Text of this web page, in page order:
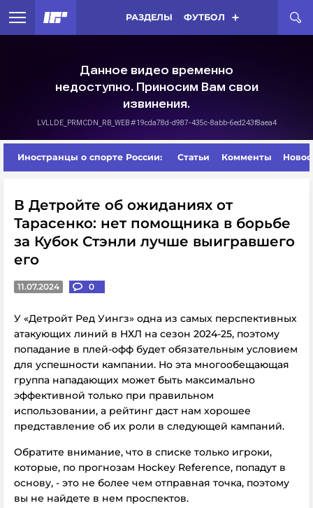
РАЗДЕЛЫ ФУТБОЛ
Иностранцы о спорте России: Статьи Комменты
В Детройте об ожиданиях от
Тарасенко: нет помощника в борьбе
за Кубок Стэнли лучше выигравшего
его
11.07.2024 0
У «Детройт Ред Уингз» одна из самых перспективных
атакующих линий в НХЛ на сезон 2024-25, поэтому
попадание в плей-офф будет обязательным условием
для успешности кампании. Но эта многообещающая
группа нападающих может быть максимально
эффективной только при правильном
использовании, а рейтинг даст нам хорошее
представление об их роли в следующей кампаний.
Обратите внимание, что в списке только игроки,
которые, по прогнозам Hockey Reference, попадут в
основу, - это не более чем отправная точка, поэтому
вы не найдете в нем проспектов.